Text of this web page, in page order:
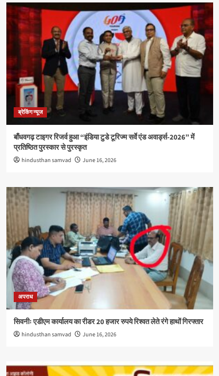
ब्रेकिंग न्यूज
बाँधवगढ़ टाइगर रिजर्व हुआ “इंडिया टुडे टूरिज्म सर्वे एंड अवार्ड्स-2026” में
प्रतिष्ठित पुरस्कार से पुरस्कृत
hindusthan samvad June 16, 2026
अपराध
सिवनीः एडीएम कार्यालय का रीडर 20 हजार रुपये रिश्वत लेते रंगे हाथों गिरफ्तार
hindusthan samvad June 16, 2026